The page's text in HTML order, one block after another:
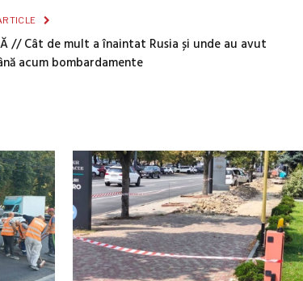
// Cât de mult a înaintat Rusia și unde au avut
acum bombardamente